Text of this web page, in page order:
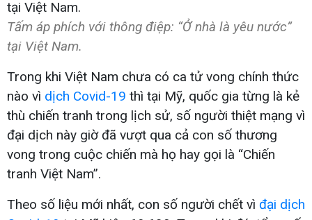
Tấm áp phích với thông điệp: “Ở nhà là yêu nước”
tại Việt Nam.
Trong khi Việt Nam chưa có ca tử vong chính thức
nào vì dịch Covid-19 thì tại Mỹ, quốc gia từng là kẻ
thù chiến tranh trong lịch sử, số người thiệt mạng vì
đại dịch này giờ đã vượt qua cả con số thương
vong trong cuộc chiến mà họ hay gọi là “Chiến
tranh Việt Nam”.
Theo số liệu mới nhất, con số người chết vì đại dịch